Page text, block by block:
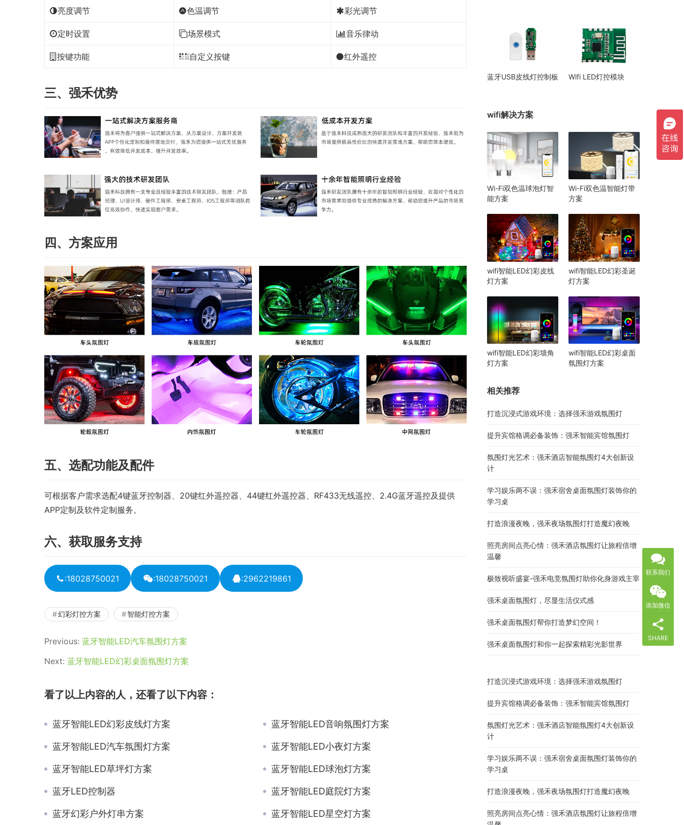
亮度调节 色温调节 彩光调节
定时设置 场景模式 音乐律动
按键功能 自定义按键 红外遥控
三、强禾优势
四、方案应用
五、选配功能及配件
可根据客户需求选配4键蓝牙控制器、20键红外遥控器、44键红外遥控器、RF433无线遥控、2.4G蓝牙遥控及提供
APP定制及软件定制服务。
六、获取服务支持
:18028750021 :18028750021 :2962219861
幻彩灯控方案 智能灯控方案
Previous: 蓝牙智能LED汽车氛围灯方案
Next: 蓝牙智能LED幻彩桌面氛围灯方案
看了以上内容的人，还看了以下内容：
蓝牙智能LED幻彩皮线灯方案 蓝牙智能LED音响氛围灯方案
蓝牙智能LED汽车氛围灯方案 蓝牙智能LED小夜灯方案
蓝牙智能LED草坪灯方案 蓝牙智能LED球泡灯方案
蓝牙LED控制器 蓝牙智能LED庭院灯方案
蓝牙幻彩户外灯串方案 蓝牙智能LED星空灯方案
蓝牙USB皮线灯控制板 Wifi LED灯控模块
wifi解决方案
Wi-Fi双色温球泡灯智
能方案
Wi-Fi双色温智能灯带
方案
wifi智能LED幻彩皮线
灯方案
wifi智能LED幻彩圣诞
灯方案
wifi智能LED幻彩墙角
灯方案
wifi智能LED幻彩桌面
氛围灯方案
相关推荐
打造沉浸式游戏环境：选择强禾游戏氛围灯
提升宾馆格调必备装饰：强禾智能宾馆氛围灯
氛围灯光艺术：强禾酒店智能氛围灯4大创新设
计
学习娱乐两不误：强禾宿舍桌面氛围灯装饰你的
学习桌
打造浪漫夜晚，强禾夜场氛围灯打造魔幻夜晚
照亮房间点亮心情：强禾酒店氛围灯让旅程倍增
温馨
极致视听盛宴-强禾电竞氛围灯助你化身游戏主宰
强禾桌面氛围灯，尽显生活仪式感
强禾桌面氛围灯帮你打造梦幻空间！
强禾桌面氛围灯和你一起探索精彩光影世界
打造沉浸式游戏环境：选择强禾游戏氛围灯
提升宾馆格调必备装饰：强禾智能宾馆氛围灯
氛围灯光艺术：强禾酒店智能氛围灯4大创新设
计
学习娱乐两不误：强禾宿舍桌面氛围灯装饰你的
学习桌
打造浪漫夜晚，强禾夜场氛围灯打造魔幻夜晚
照亮房间点亮心情：强禾酒店氛围灯让旅程倍增
联系我们
添加微信
SHARE